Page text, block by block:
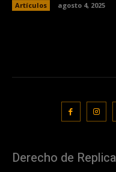
Artículos agosto 4, 2025
Derecho de Replica